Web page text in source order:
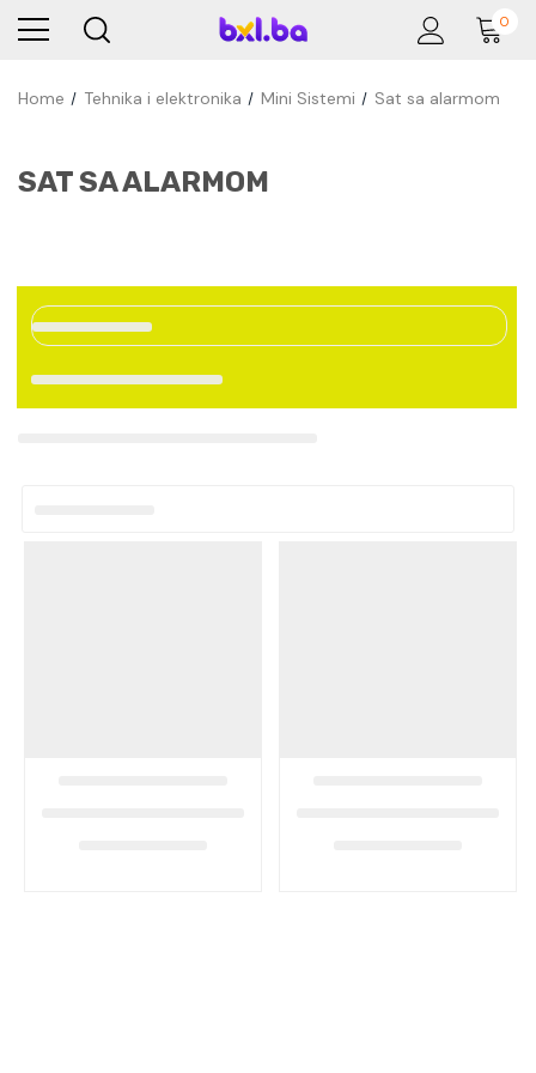
0
Home Tehnika i elektronika Mini Sistemi Sat sa alarmom
SAT SA ALARMOM